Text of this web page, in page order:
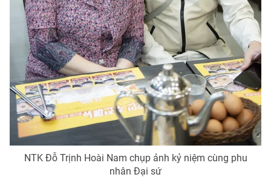
NTK Đỗ Trịnh Hoài Nam chụp ảnh kỷ niệm cùng phu
nhân Đại sứ